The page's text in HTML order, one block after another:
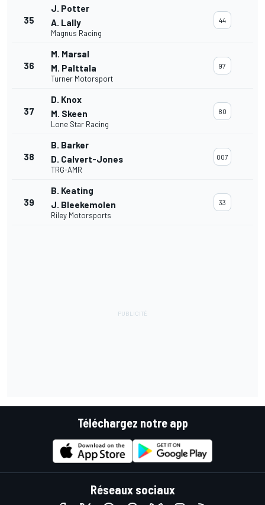
35
J. Potter
A. Lally
Magnus Racing
44
36
M. Marsal
M. Palttala
Turner Motorsport
97
37
D. Knox
M. Skeen
Lone Star Racing
80
38
B. Barker
D. Calvert-Jones
TRG-AMR
007
39
B. Keating
J. Bleekemolen
Riley Motorsports
33
Téléchargez notre app
Réseaux sociaux